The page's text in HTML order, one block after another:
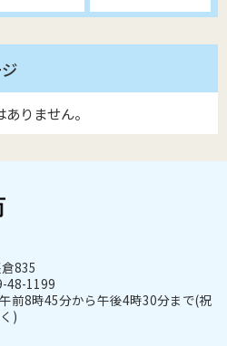
りません。
835
48-1199
前8時45分から午後4時30分まで(祝
)